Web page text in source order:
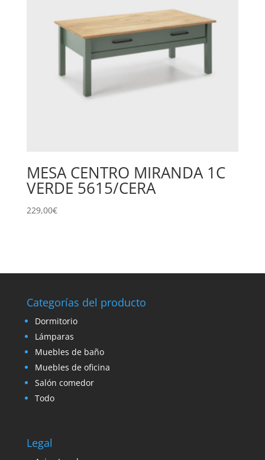
MESA CENTRO MIRANDA 1C
VERDE 5615/CERA
229,00€
Categorías del producto
Dormitorio
Lámparas
Muebles de baño
Muebles de oficina
Salón comedor
Todo
Legal